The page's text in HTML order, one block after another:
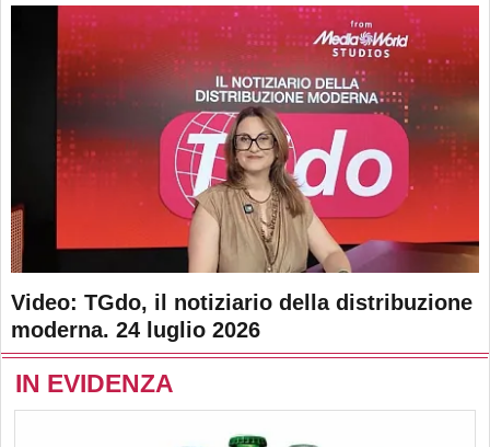
Video: TGdo, il notiziario della distribuzione
moderna. 24 luglio 2026
IN EVIDENZA